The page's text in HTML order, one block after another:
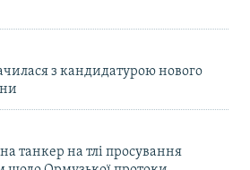
з кандидатурою нового
танкер на тлі просування